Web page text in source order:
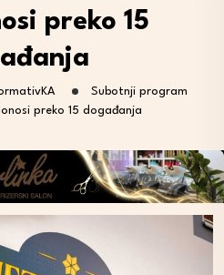
preko 15
Subotnji program
preko 15 događanja